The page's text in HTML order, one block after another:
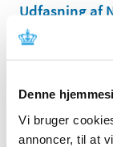
Denne
Vi bruger
annoncer, til at
Udfasning af
om
Sådan virker